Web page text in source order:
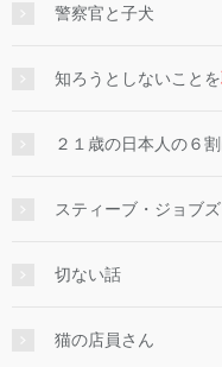
警察官と子犬
知ろうとしないことを
２１歳の日本人の６
スティーブ・ジョブ
切ない話
猫の店員さん